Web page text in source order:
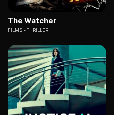
The Watcher
FILMS THRILLER